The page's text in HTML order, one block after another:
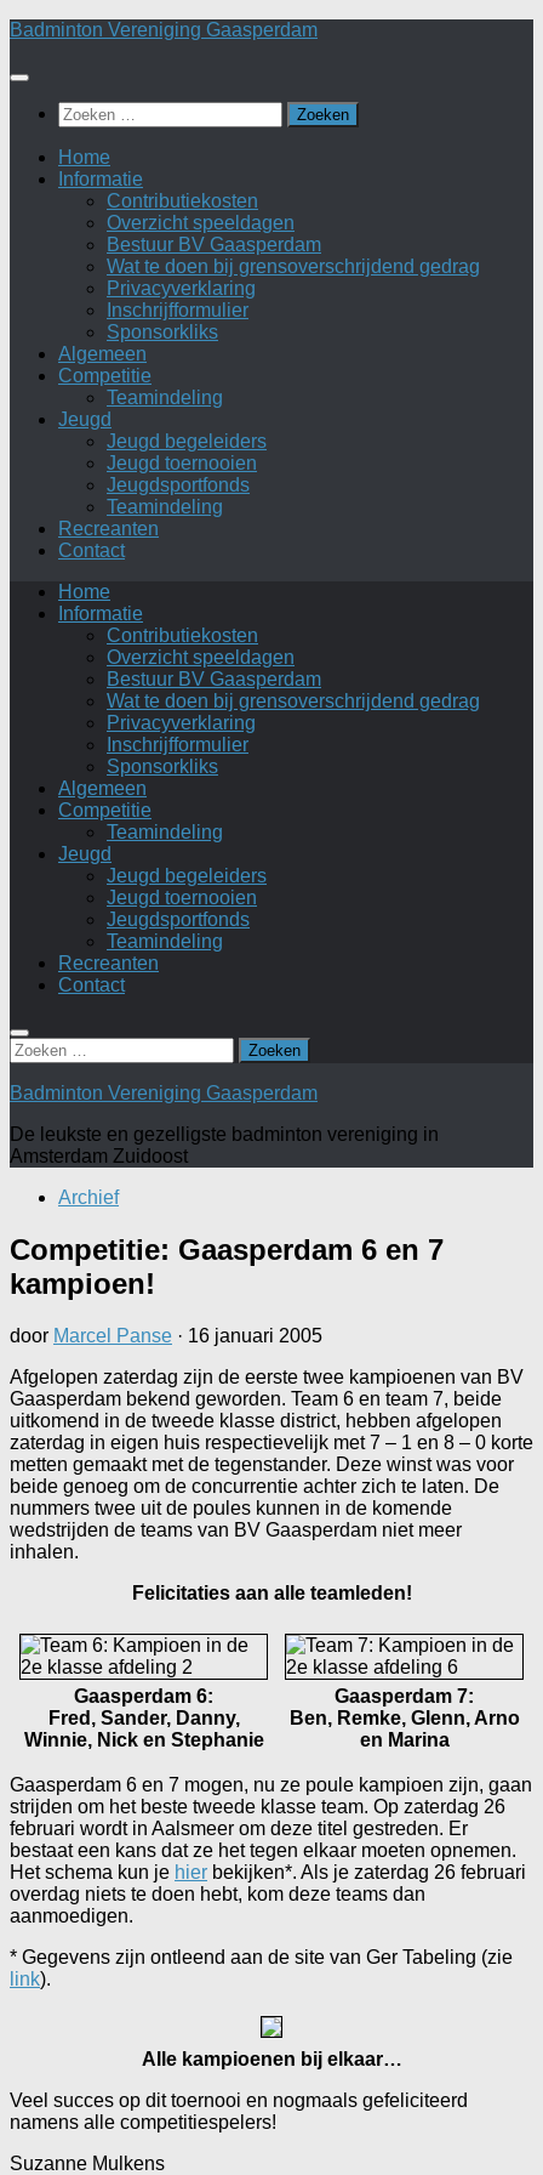
Doorgaan
inhoud
Badminton Vereniging Gaasperdam
Zoeken
naar:
Home
Informatie
Contributiekosten
Overzicht speeldagen
Bestuur BV Gaasperdam
Wat te doen bij grensoverschrijdend gedrag
Privacyverklaring
Inschrijfformulier
Sponsorkliks
Algemeen
Competitie
Teamindeling
Jeugd
Jeugd begeleiders
Jeugd toernooien
Jeugdsportfonds
Teamindeling
Recreanten
Contact
Home
Informatie
Contributiekosten
Overzicht speeldagen
Bestuur BV Gaasperdam
Wat te doen bij grensoverschrijdend gedrag
Privacyverklaring
Inschrijfformulier
Sponsorkliks
Algemeen
Competitie
Teamindeling
Jeugd
Jeugd begeleiders
Jeugd toernooien
Jeugdsportfonds
Teamindeling
Recreanten
Contact
Zoeken
naar:
Badminton Vereniging Gaasperdam
De leukste en gezelligste badminton vereniging in
Amsterdam Zuidoost
Archief
Competitie: Gaasperdam 6 en 7
kampioen!
door Marcel Panse · 16 januari 2005
Afgelopen zaterdag zijn de eerste twee kampioenen van BV
Gaasperdam bekend geworden. Team 6 en team 7, beide
uitkomend in de tweede klasse district, hebben afgelopen
zaterdag in eigen huis respectievelijk met 7 – 1 en 8 – 0 korte
metten gemaakt met de tegenstander. Deze winst was voor
beide genoeg om de concurrentie achter zich te laten. De
nummers twee uit de poules kunnen in de komende
wedstrijden de teams van BV Gaasperdam niet meer
inhalen.
Felicitaties aan alle teamleden!
Gaasperdam 6:
Fred, Sander, Danny,
Winnie, Nick en Stephanie
Gaasperdam 7:
Ben, Remke, Glenn, Arno
en Marina
Gaasperdam 6 en 7 mogen, nu ze poule kampioen zijn, gaan
strijden om het beste tweede klasse team. Op zaterdag 26
februari wordt in Aalsmeer om deze titel gestreden. Er
bestaat een kans dat ze het tegen elkaar moeten opnemen.
Het schema kun je hier bekijken*. Als je zaterdag 26 februari
overdag niets te doen hebt, kom deze teams dan
aanmoedigen.
* Gegevens zijn ontleend aan de site van Ger Tabeling (zie
link).
Alle kampioenen bij elkaar…
Veel succes op dit toernooi en nogmaals gefeliciteerd
namens alle competitiespelers!
Suzanne Mulkens